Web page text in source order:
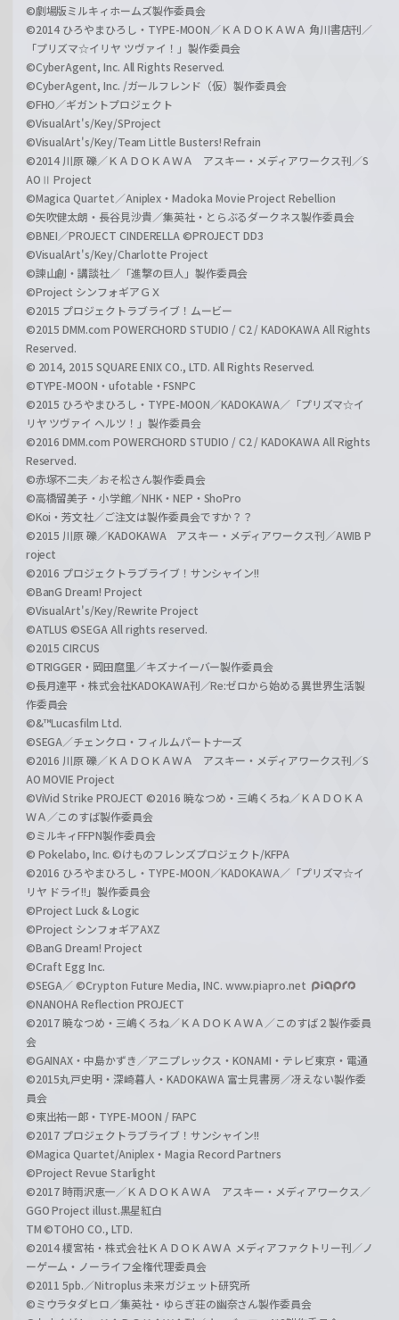
©劇場版ミルキィホームズ製作委員会
©2014 ひろやまひろし・TYPE-MOON／ＫＡＤＯＫＡＷＡ 角川書店刊／
「プリズマ☆イリヤ ツヴァイ！」製作委員会
©CyberAgent, Inc. All Rights Reserved.
©CyberAgent, Inc. /ガールフレンド（仮）製作委員会
©FHO／ギガントプロジェクト
©VisualArt's/Key/SProject
©VisualArt's/Key/Team Little Busters! Refrain
©2014 川原 礫／ＫＡＤＯＫＡＷＡ アスキー・メディアワークス刊／S
AOⅡ Project
©Magica Quartet／Aniplex・Madoka Movie Project Rebellion
©矢吹健太朗・長谷見沙貴／集英社・とらぶるダークネス製作委員会
©BNEI／PROJECT CINDERELLA ©PROJECT DD3
©VisualArt's/Key/Charlotte Project
©諫山創・講談社／「進撃の巨人」製作委員会
©Project シンフォギアＧＸ
©2015 プロジェクトラブライブ！ムービー
©2015 DMM.com POWERCHORD STUDIO / C2 / KADOKAWA All Rights
Reserved.
© 2014, 2015 SQUARE ENIX CO., LTD. All Rights Reserved.
©TYPE-MOON・ufotable・FSNPC
©2015 ひろやまひろし・TYPE-MOON／KADOKAWA／「プリズマ☆イ
リヤ ツヴァイ ヘルツ！」製作委員会
©2016 DMM.com POWERCHORD STUDIO / C2 / KADOKAWA All Rights
Reserved.
©赤塚不二夫／おそ松さん製作委員会
©高橋留美子・小学館／NHK・NEP・ShoPro
©Koi・芳文社／ご注文は製作委員会ですか？？
©2015 川原 礫／KADOKAWA アスキー・メディアワークス刊／AWIB P
roject
©2016 プロジェクトラブライブ！サンシャイン!!
©BanG Dream! Project
©VisualArt's/Key/Rewrite Project
©ATLUS ©SEGA All rights reserved.
©2015 CIRCUS
©TRIGGER・岡田麿里／キズナイーバー製作委員会
©長月達平・株式会社KADOKAWA刊／Re:ゼロから始める異世界生活製
作委員会
©&™Lucasfilm Ltd.
©SEGA／チェンクロ・フィルムパートナーズ
©2016 川原 礫／ＫＡＤＯＫＡＷＡ アスキー・メディアワークス刊／S
AO MOVIE Project
©ViVid Strike PROJECT ©2016 暁なつめ・三嶋くろね／ＫＡＤＯＫＡ
ＷＡ／このすば製作委員会
©ミルキィFFPN製作委員会
© Pokelabo, Inc. ©けものフレンズプロジェクト/KFPA
©2016 ひろやまひろし・TYPE-MOON／KADOKAWA／「プリズマ☆イ
リヤ ドライ!!」製作委員会
©Project Luck & Logic
©Project シンフォギアAXZ
©BanG Dream! Project
©Craft Egg Inc.
©SEGA／ ©Crypton Future Media, INC. www.piapro.net
©NANOHA Reflection PROJECT
©2017 暁なつめ・三嶋くろね／ＫＡＤＯＫＡＷＡ／このすば２製作委員
会
©GAINAX・中島かずき／アニプレックス・KONAMI・テレビ東京・電通
©2015丸戸史明・深崎暮人・KADOKAWA 富士見書房／冴えない製作委
員会
©東出祐一郎・TYPE-MOON / FAPC
©2017 プロジェクトラブライブ！サンシャイン!!
©Magica Quartet/Aniplex・Magia Record Partners
©Project Revue Starlight
©2017 時雨沢恵一／ＫＡＤＯＫＡＷＡ アスキー・メディアワークス／
GGO Project illust.黒星紅白
TM ©TOHO CO., LTD.
©2014 榎宮祐・株式会社ＫＡＤＯＫＡＷＡ メディアファクトリー刊／ノ
ーゲーム・ノーライフ全権代理委員会
©2011 5pb.／Nitroplus 未来ガジェット研究所
©ミウラタダヒロ／集英社・ゆらぎ荘の幽奈さん製作委員会